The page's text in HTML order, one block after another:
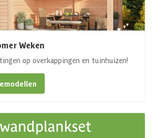
Weken
op overkappingen en tuinhuizen!